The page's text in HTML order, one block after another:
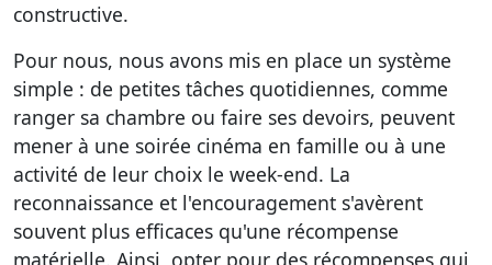
constructive.
Pour nous, nous avons mis en place un système
simple : de petites tâches quotidiennes, comme
ranger sa chambre ou faire ses devoirs, peuvent
mener à une soirée cinéma en famille ou à une
activité de leur choix le week-end. La
reconnaissance et l'encouragement s'avèrent
souvent plus efficaces qu'une récompense
matérielle. Ainsi, opter pour des récompenses qui